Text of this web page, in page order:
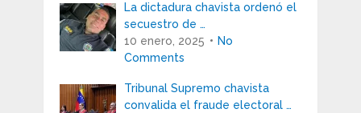
La dictadura chavista ordenó el
secuestro de …
10 enero, 2025
No
Comments
Tribunal Supremo chavista
convalida el fraude electoral …